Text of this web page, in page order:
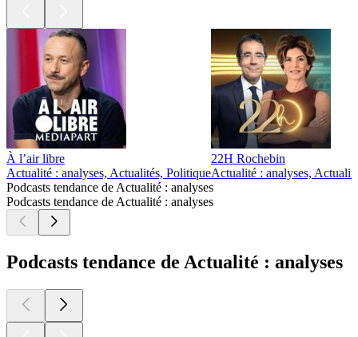
À l’air libre
Actualité : analyses, Actualités, Politique
22H Rochebin
Actualité : analyses,
Podcasts tendance de Actualité : analyses
Podcasts tendance de Actualité : analyses
Podcasts tendance de Actualité : analyses